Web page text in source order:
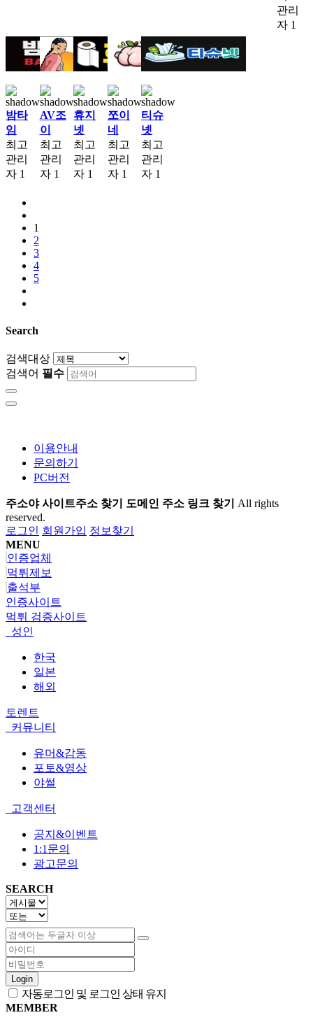
관리
자 1
밤타
임
최고
관리
자 1
AV조
이
최고
관리
자 1
휴지
넷
최고
관리
자 1
쪼이
네
최고
관리
자 1
티슈
넷
최고
관리
자 1
1
2
3
4
5
Search
검색대상
검색어 필수
이용안내
문의하기
PC버전
주소야 사이트주소 찾기 도메인 주소 링크 찾기 All rights
reserved.
로그인 회원가입 정보찾기
MENU
인증업체
먹튀제보
출석부
인증사이트
먹튀 검증사이트
성인
한국
일본
해외
토렌트
커뮤니티
유머&감동
포토&영상
야썰
고객센터
공지&이벤트
1:1문의
광고문의
SEARCH
Login
자동로그인 및 로그인 상태 유지
MEMBER